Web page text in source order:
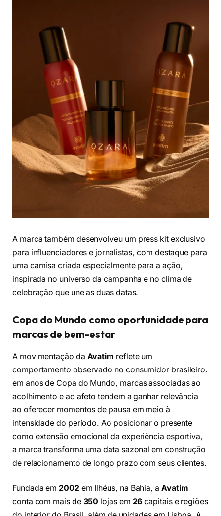
A marca também desenvolveu um press kit exclusivo
para influenciadores e jornalistas, com destaque para
uma camisa criada especialmente para a ação,
inspirada no universo da campanha e no clima de
celebração que une as duas datas.
Copa do Mundo como oportunidade para
marcas de bem-estar
A movimentação da Avatim reflete um
comportamento observado no consumidor brasileiro:
em anos de Copa do Mundo, marcas associadas ao
acolhimento e ao afeto tendem a ganhar relevância
ao oferecer momentos de pausa em meio à
intensidade do período. Ao posicionar o presente
como extensão emocional da experiência esportiva,
a marca transforma uma data sazonal em construção
de relacionamento de longo prazo com seus clientes.
Fundada em 2002em Ilhéus, na Bahia, a Avatim
conta com mais de 350 lojas em 26 capitais e regiões